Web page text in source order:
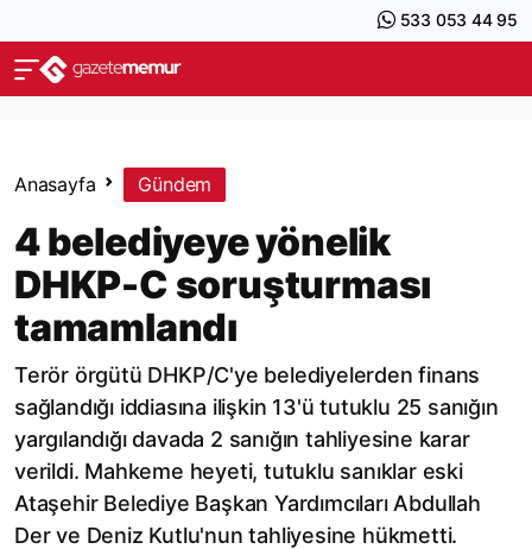
533 053 44 95
Anasayfa Gündem
4 belediyeye yönelik
DHKP-C soruşturması
tamamlandı
Terör örgütü DHKP/C'ye belediyelerden finans
sağlandığı iddiasına ilişkin 13'ü tutuklu 25 sanığın
yargılandığı davada 2 sanığın tahliyesine karar
verildi. Mahkeme heyeti, tutuklu sanıklar eski
Ataşehir Belediye Başkan Yardımcıları Abdullah
Der ve Deniz Kutlu'nun tahliyesine hükmetti.